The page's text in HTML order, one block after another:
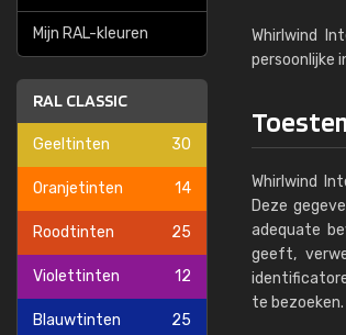
Mijn RAL-kleuren
RAL CLASSIC
Geeltinten 30
Oranjetinten 14
Roodtinten 25
Violettinten 12
Blauwtinten 25
Whirlwind
persoonlijke
Whirlwind
Deze
adequate
geeft,
te bezoeken.